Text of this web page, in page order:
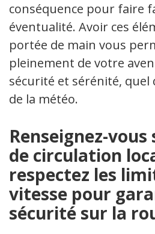
conséquence pour faire
éventualité. Avoir ces
portée de main vous
pleinement de votre
sécurité et sérénité, quel
de la météo.
Renseignez-vous
de circulation
respectez les
vitesse pour
sécurité sur la